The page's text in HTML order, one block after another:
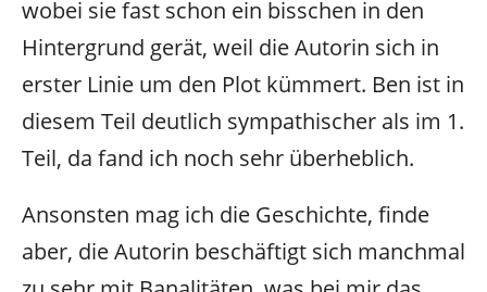
wobei sie fast schon ein bisschen in den
Hintergrund gerät, weil die Autorin sich in
erster Linie um den Plot kümmert. Ben ist in
diesem Teil deutlich sympathischer als im 1.
Teil, da fand ich noch sehr überheblich.
Ansonsten mag ich die Geschichte, finde
aber, die Autorin beschäftigt sich manchmal